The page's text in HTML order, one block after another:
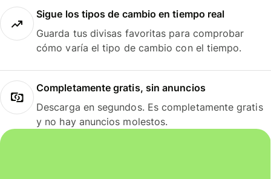
Sigue los tipos de cambio en tiempo real
Guarda tus divisas favoritas para comprobar
cómo varía el tipo de cambio con el tiempo.
Completamente gratis, sin anuncios
Descarga en segundos. Es completamente gratis
y no hay anuncios molestos.